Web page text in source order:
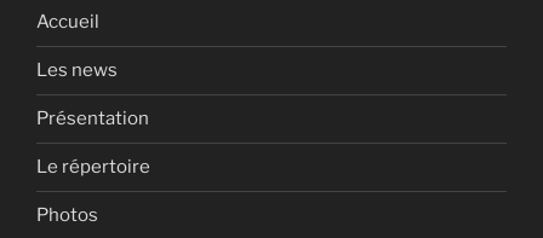
Accueil
Les news
Présentation
Le répertoire
Photos